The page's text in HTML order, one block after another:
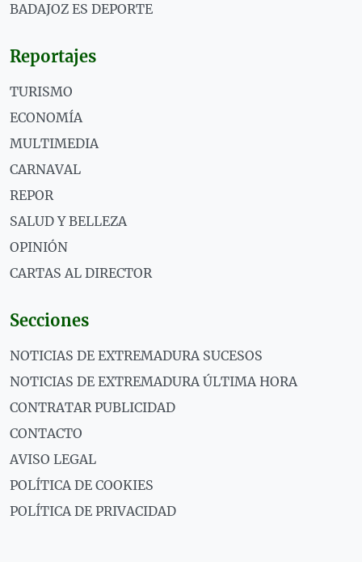
BADAJOZ ES DEPORTE
Reportajes
TURISMO
ECONOMÍA
MULTIMEDIA
CARNAVAL
REPOR
SALUD Y BELLEZA
OPINIÓN
CARTAS AL DIRECTOR
Secciones
NOTICIAS DE EXTREMADURA SUCESOS
NOTICIAS DE EXTREMADURA ÚLTIMA HORA
CONTRATAR PUBLICIDAD
CONTACTO
AVISO LEGAL
POLÍTICA DE COOKIES
POLÍTICA DE PRIVACIDAD